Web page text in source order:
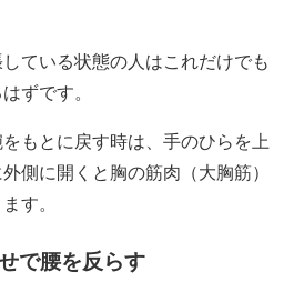
ている状態の人はこれだけでも
ずです。
もとに戻す時は、手のひらを上
側に開くと胸の筋肉（大胸筋）
す。
で腰を反らす